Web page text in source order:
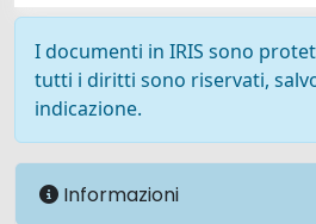
I documenti in IRIS sono
tutti i diritti sono riservati,
indicazione.
Informazioni